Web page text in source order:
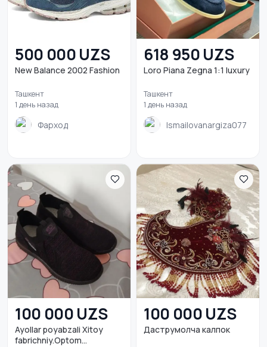
500 000 UZS
New Balance 2002 Fashion
Ташкент
1 день назад
Фарход
618 950 UZS
Loro Piana Zegna 1:1 luxury
Ташкент
1 день назад
Ismailovanargiza077
100 000 UZS
Ayollar poyabzali Xitoy
fabrichniy.Optom...
100 000 UZS
Даструмолча калпок